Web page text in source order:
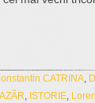
CATRINA,
, ISTORIE,